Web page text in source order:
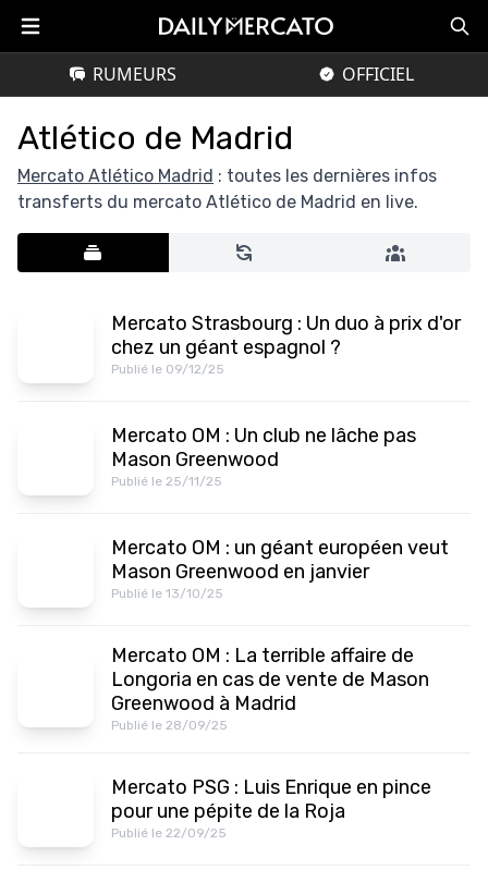
RUMEURS OFFICIEL
Atlético de Madrid
Mercato Atlético Madrid : toutes les dernières infos
transferts du mercato Atlético de Madrid en live.
Mercato Strasbourg : Un duo à prix d'or
chez un géant espagnol ?
Publié le 09/12/25
Mercato OM : Un club ne lâche pas
Mason Greenwood
Publié le 25/11/25
Mercato OM : un géant européen veut
Mason Greenwood en janvier
Publié le 13/10/25
Mercato OM : La terrible affaire de
Longoria en cas de vente de Mason
Greenwood à Madrid
Publié le 28/09/25
Mercato PSG : Luis Enrique en pince
pour une pépite de la Roja
Publié le 22/09/25